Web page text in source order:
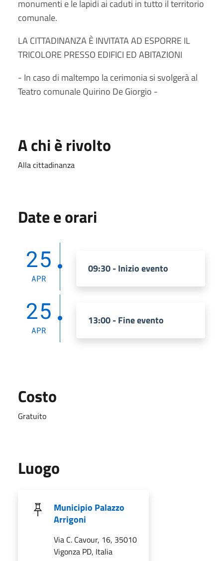
monumenti e le lapidi ai caduti in tutto il territorio
comunale.
LA CITTADINANZA È INVITATA AD ESPORRE IL
TRICOLORE PRESSO EDIFICI ED ABITAZIONI
- In caso di maltempo la cerimonia si svolgerà al
Teatro comunale Quirino De Giorgio -
A chi è rivolto
Alla cittadinanza
Date e orari
25
APR
09:30 - Inizio evento
25
APR
13:00 - Fine evento
Costo
Gratuito
Luogo
Municipio Palazzo
Arrigoni
Via C. Cavour, 16, 35010
Vigonza PD, Italia